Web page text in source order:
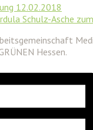
12.02.2018
Schulz-Asche
Hessen.